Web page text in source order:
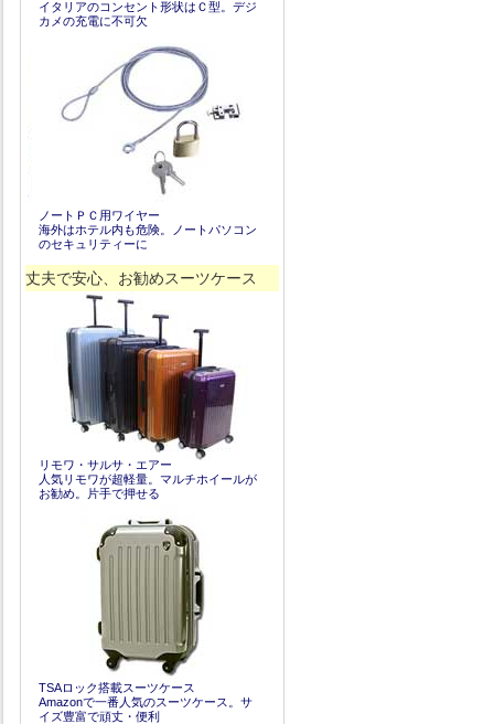
イタリアのコンセント形状はＣ型。デジ
カメの充電に不可欠
ノートＰＣ用ワイヤー
海外はホテル内も危険。ノートパソコン
のセキュリティーに
丈夫で安心、お勧めスーツケース
リモワ・サルサ・エアー
人気リモワが超軽量。マルチホイールが
お勧め。片手で押せる
TSAロック搭載スーツケース
Amazonで一番人気のスーツケース。サ
イズ豊富で頑丈・便利